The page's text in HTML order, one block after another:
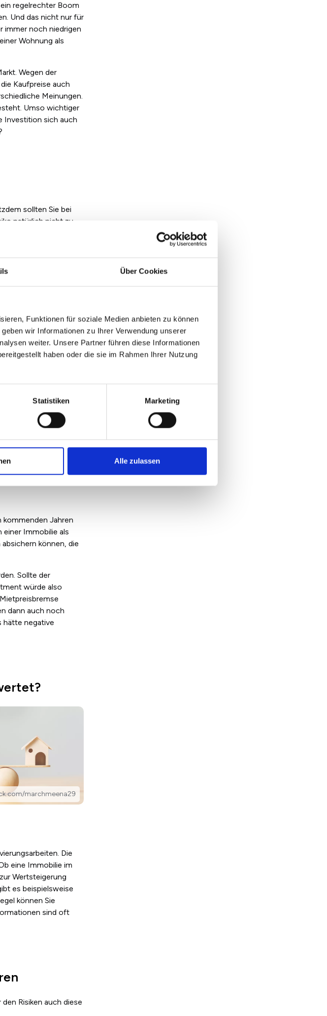
Über Cookies
Funktionen für soziale Medien anbieten zu können
wir Informationen zu Ihrer Verwendung unserer
weiter. Unsere Partner führen diese Informationen
haben oder die sie im Rahmen Ihrer Nutzung
Statistiken Marketing
Alle zulassen
regelrechter Boom
Und das nicht nur für
immer noch niedrigen
Wohnung als
Wegen der
Kaufpreise auch
Meinungen.
Umso wichtiger
Investition sich auch
sollten Sie bei
natürlich nicht zu
vier Punkte sollten
Idealfall ist
sind Vorhersagen
bei der
sind die
kommenden Jahren
einer Immobilie als
können, die
Sollte der
würde also
dann auch noch
hätte negative
marchmeena29
Die
eine Immobilie im
Wertsteigerung
es beispielsweise
können Sie
sind oft
Risiken auch diese